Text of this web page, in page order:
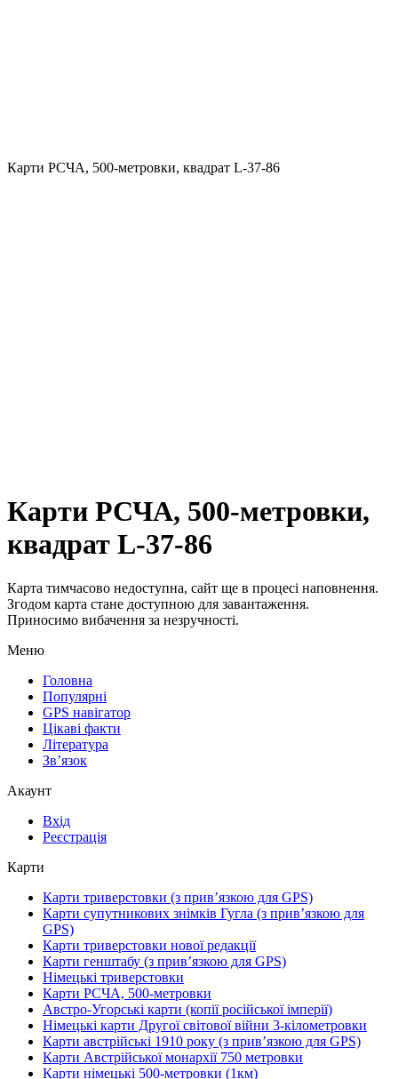
Карти РСЧА, 500-метровки, квадрат L-37-86
Карти РСЧА, 500-метровки,
квадрат L-37-86
Карта тимчасово недоступна, сайт ще в процесі наповнення.
Згодом карта стане доступною для завантаження.
Приносимо вибачення за незручності.
Меню
Головна
Популярні
GPS навігатор
Цікаві факти
Література
Зв’язок
Акаунт
Вхід
Реєстрація
Карти
Карти триверстовки (з прив’язкою для GPS)
Карти супутникових знімків Гугла (з прив’язкою для
GPS)
Карти триверстовки нової редакції
Карти генштабу (з прив’язкою для GPS)
Німецькі триверстовки
Карти РСЧА, 500-метровки
Австро-Угорські карти (копії російської імперії)
Німецькі карти Другої світової війни 3-кілометровки
Карти австрійські 1910 року (з прив’язкою для GPS)
Карти Австрійської монархії 750 метровки
Карти німецькі 500-метровки (1км)